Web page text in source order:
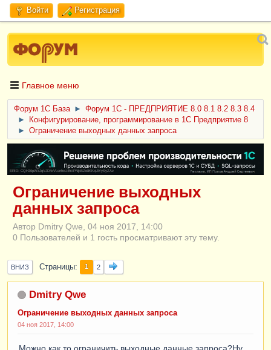
Войти Регистрация
Главное меню
Форум 1C База ►
Форум 1С - ПРЕДПРИЯТИЕ 8.0 8.1 8.2 8.3 8.4
►
Конфигурирование, программирование в 1С Предприятие 8
►
Ограничение выходных данных запроса
ERID: CQH36pWzJqVJD4xVLsnhcU4hVPNjkBZe8KKxjJiYySyZAz
Ограничение выходных
данных запроса
Автор Dmitry Qwe, 04 ноя 2017, 14:00
0 Пользователей и 1 гость просматривают эту тему.
ВНИЗ Страницы 1 2
Dmitry Qwe
Ограничение выходных данных запроса
04 ноя 2017, 14:00